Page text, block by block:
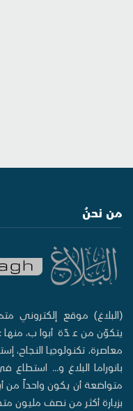
من نحنُ
(البلاغ) موقع إلكتروني
يتكوّن من عدّة أبواب، منها:
معاصرة، تكنولوجيا النجاح،
بانوراما البلاغ و... استطاع
متواضعة أن يكون واحداً من
بزيارة أكثر من نصف مليون